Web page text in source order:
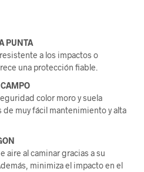
PUNTA
a los impactos o
una protección fiable.
color moro y suela
de muy fácil mantenimiento y alta
aire al caminar gracias a su
minimiza el impacto en el